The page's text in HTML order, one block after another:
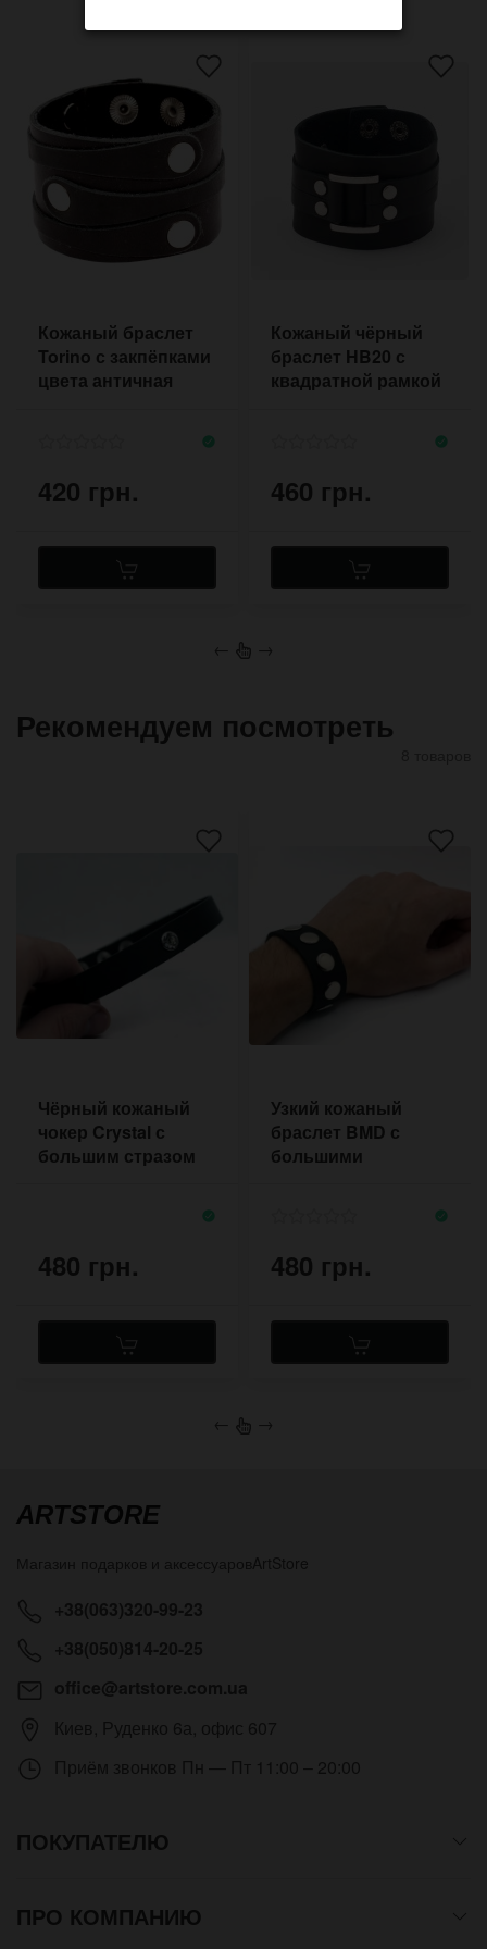
Кожаный браслет
Torino с закпёпками
цвета античная
420 грн.
Кожаный чёрный
браслет HB20 с
квадратной рамкой
460 грн.
← →
Рекомендуем посмотреть
Чёрный кожаный
чокер Crystal с
большим стразом
480 грн.
Узкий кожаный
браслет BMD с
большими
480 грн.
← →
ARTSTORE
ПОКУПАТЕЛЮ
ПРО КОМПАНИЮ